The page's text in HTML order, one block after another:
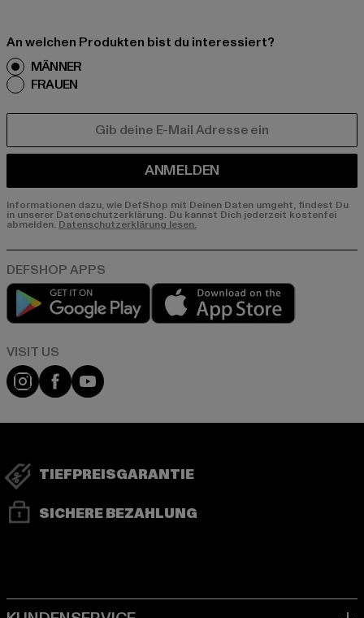
An welchen Produkten bist du interessiert?
MÄNNER
FRAUEN
ANMELDEN
Informationen dazu, wie DefShop mit Deinen Daten umgeht, findest Du
in unserer Datenschutzerklärung. Du kannst Dich jederzeit kostenfei
abmelden. Datenschutzerklärung lesen.
Play market
Visit our Instagram page:
Visit our Facebook page:
Visit our YouTube channel:
TIEFPREISGARANTIE
SICHERE BEZAHLUNG